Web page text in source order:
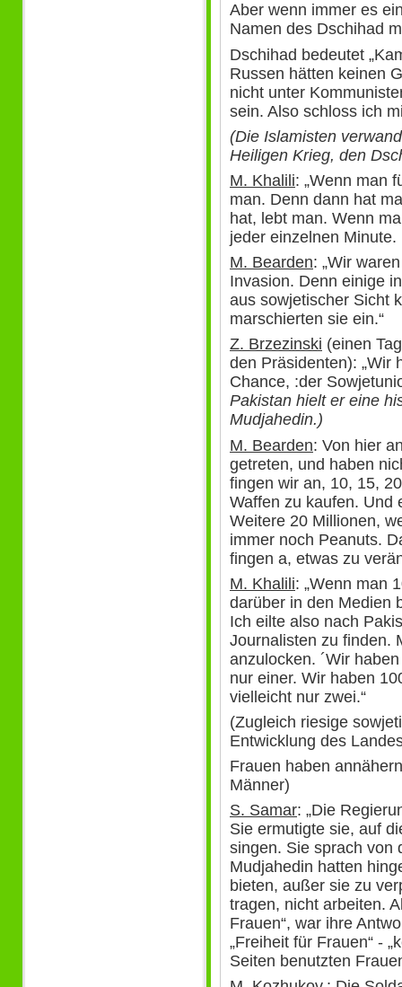
Aber wenn immer es
Namen des Dschihad
Dschihad bedeutet
Russen hätten keinen
nicht unter
sein. Also schloss ich
(Die Islamisten
Heiligen Krieg, den
M. Khalili: „Wenn man
man. Denn dann hat
hat, lebt man. Wenn
jeder einzelnen Minute.
M. Bearden: „Wir
Invasion. Denn einige
aus sowjetischer Sicht
marschierten sie ein.“
Z. Brzezinski (einen
den Präsidenten): „Wir
Chance, :der
Pakistan hielt er eine
Mudjahedin.)
M. Bearden: Von hier
getreten, und haben
fingen wir an, 10, 15,
Waffen zu kaufen. Und
Weitere 20 Millionen,
immer noch Peanuts.
fingen a, etwas zu
M. Khalili: „Wenn man
darüber in den Medien
Ich eilte also nach
Journalisten zu finden.
anzulocken. ´Wir
nur einer. Wir haben
vielleicht nur zwei.“
(Zugleich riesige
Entwicklung des
Frauen haben
Männer)
S. Samar: „Die
Sie ermutigte sie, auf
singen. Sie sprach von
Mudjahedin hatten
bieten, außer sie zu
tragen, nicht arbeiten.
Frauen“, war ihre
„Freiheit für Frauen“ -
Seiten benutzten